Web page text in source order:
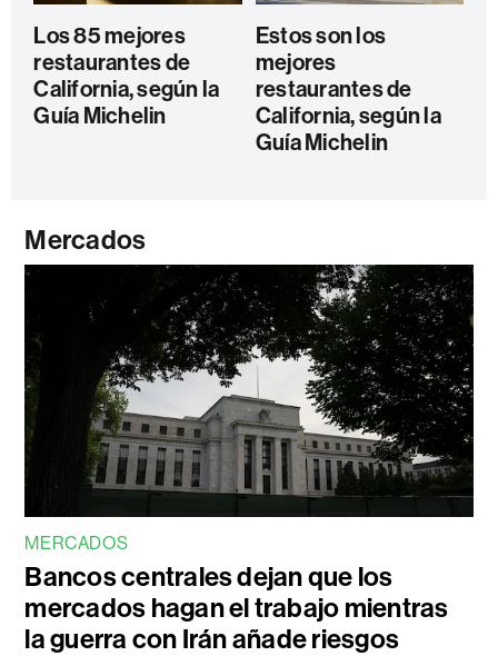
Los 85 mejores
restaurantes de
California, según la
Guía Michelin
Estos son los
mejores
restaurantes de
California, según la
Guía Michelin
Mercados
MERCADOS
Bancos centrales dejan que los
mercados hagan el trabajo mientras
la guerra con Irán añade riesgos